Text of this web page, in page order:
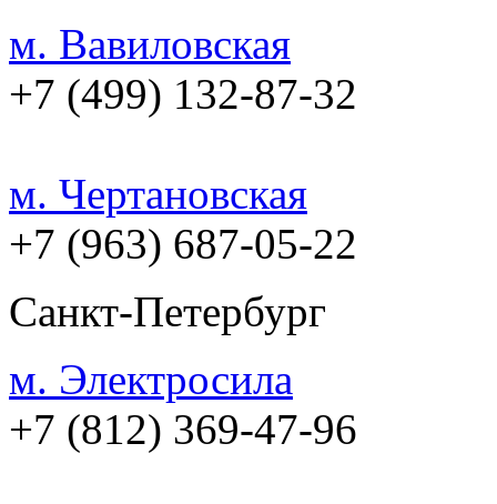
м. Вавиловская
+7 (499) 132-87-32
м. Чертановская
+7 (963) 687-05-22
Санкт-Петербург
м. Электросила
+7 (812) 369-47-96